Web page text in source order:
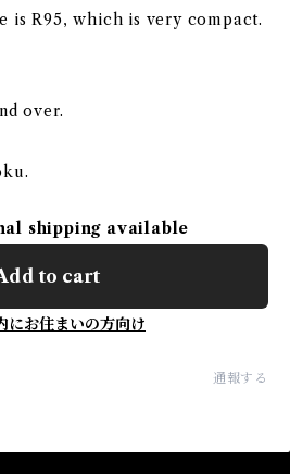
is R95, which is very compact.
over.
shipping available
to cart
にお住まいの方向け
通報する